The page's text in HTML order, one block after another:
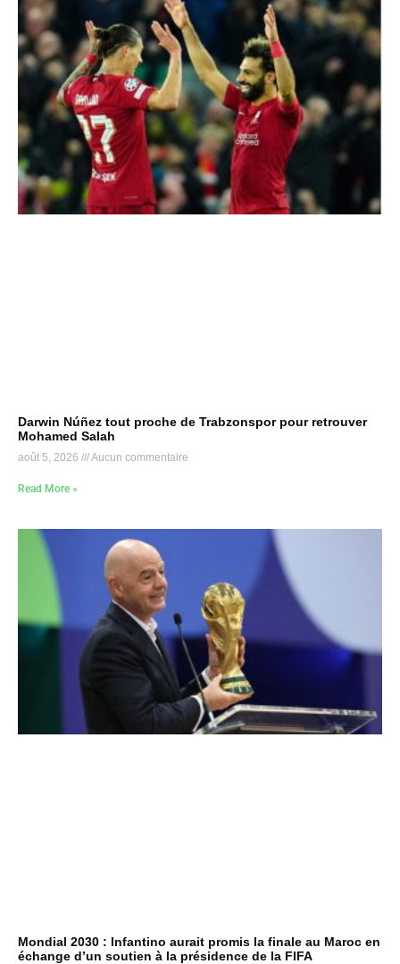
Darwin Núñez tout proche de Trabzonspor pour retrouver
Mohamed Salah
août 5, 2026 Aucun commentaire
Read More »
Mondial 2030 : Infantino aurait promis la finale au Maroc en
échange d’un soutien à la présidence de la FIFA